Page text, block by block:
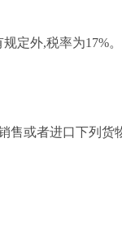
定外,税率为17%。
售或者进口下列货